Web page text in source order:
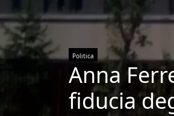
Politica
Anna
fiducia